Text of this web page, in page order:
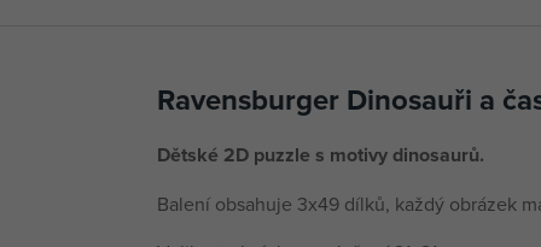
Ravensburger Dinosauři a
Dětské 2D puzzle s motivy dinosaurů.
Balení obsahuje 3x49 dílků, každý obrázek